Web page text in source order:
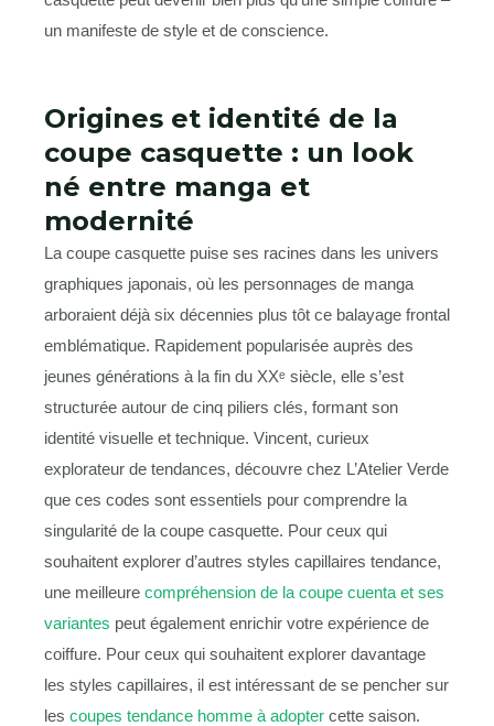
un manifeste de style et de conscience.
Origines et identité de la
coupe casquette : un look
né entre manga et
modernité
La coupe casquette puise ses racines dans les univers
graphiques japonais, où les personnages de manga
arboraient déjà six décennies plus tôt ce balayage frontal
emblématique. Rapidement popularisée auprès des
jeunes générations à la fin du XXᵉ siècle, elle s’est
structurée autour de cinq piliers clés, formant son
identité visuelle et technique. Vincent, curieux
explorateur de tendances, découvre chez L’Atelier Verde
que ces codes sont essentiels pour comprendre la
singularité de la coupe casquette. Pour ceux qui
souhaitent explorer d’autres styles capillaires tendance,
une meilleure compréhension de la coupe cuenta et ses
variantes peut également enrichir votre expérience de
coiffure. Pour ceux qui souhaitent explorer davantage
les styles capillaires, il est intéressant de se pencher sur
les coupes tendance homme à adopter cette saison.